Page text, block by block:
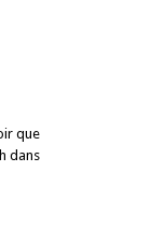
que
dans